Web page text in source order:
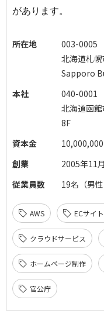
があります。
所在地
003-0005
北海道札
Sapporo
本社
040-0001
北海道函
8F
資本金
創業
2005年11
従業員数
19名（男
AWS ECサイ
クラウドサービス
ホームページ制作
官公庁